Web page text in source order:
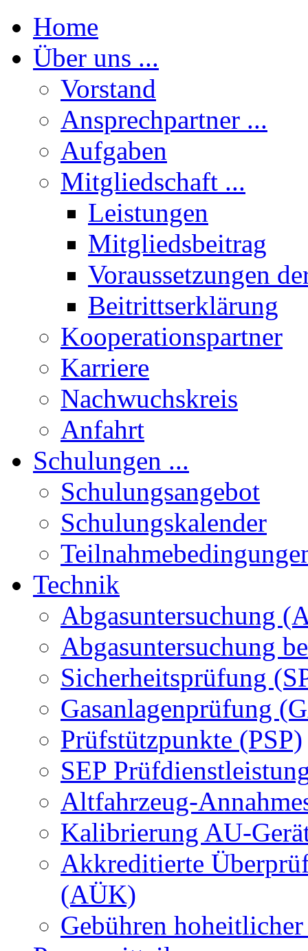
Home
Über uns ...
Vorstand
Ansprechpartner ...
Aufgaben
Mitgliedschaft ...
Leistungen
Mitgliedsbeitrag
Voraussetzungen
Beitrittserklärung
Kooperationspartner
Karriere
Nachwuchskreis
Anfahrt
Schulungen ...
Schulungsangebot
Schulungskalender
Technik
Abgasuntersuchung
Abgasuntersuchung
Sicherheitsprüfung
Gasanlagenprüfung
Prüfstützpunkte (PSP)
SEP
Altfahrzeug-
Kalibrierung AU-
Akkreditierte
(AÜK)
Gebühren